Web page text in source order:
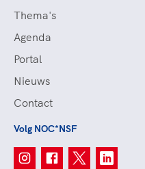
Thema's
Agenda
Portal
Nieuws
Contact
Volg NOC*NSF